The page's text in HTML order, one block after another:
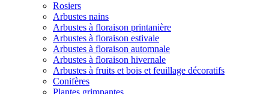
Rosiers
Arbustes nains
Arbustes à floraison printanière
Arbustes à floraison estivale
Arbustes à floraison automnale
Arbustes à floraison hivernale
Arbustes à fruits et bois et feuillage décoratifs
Conifères
Plantes grimpantes